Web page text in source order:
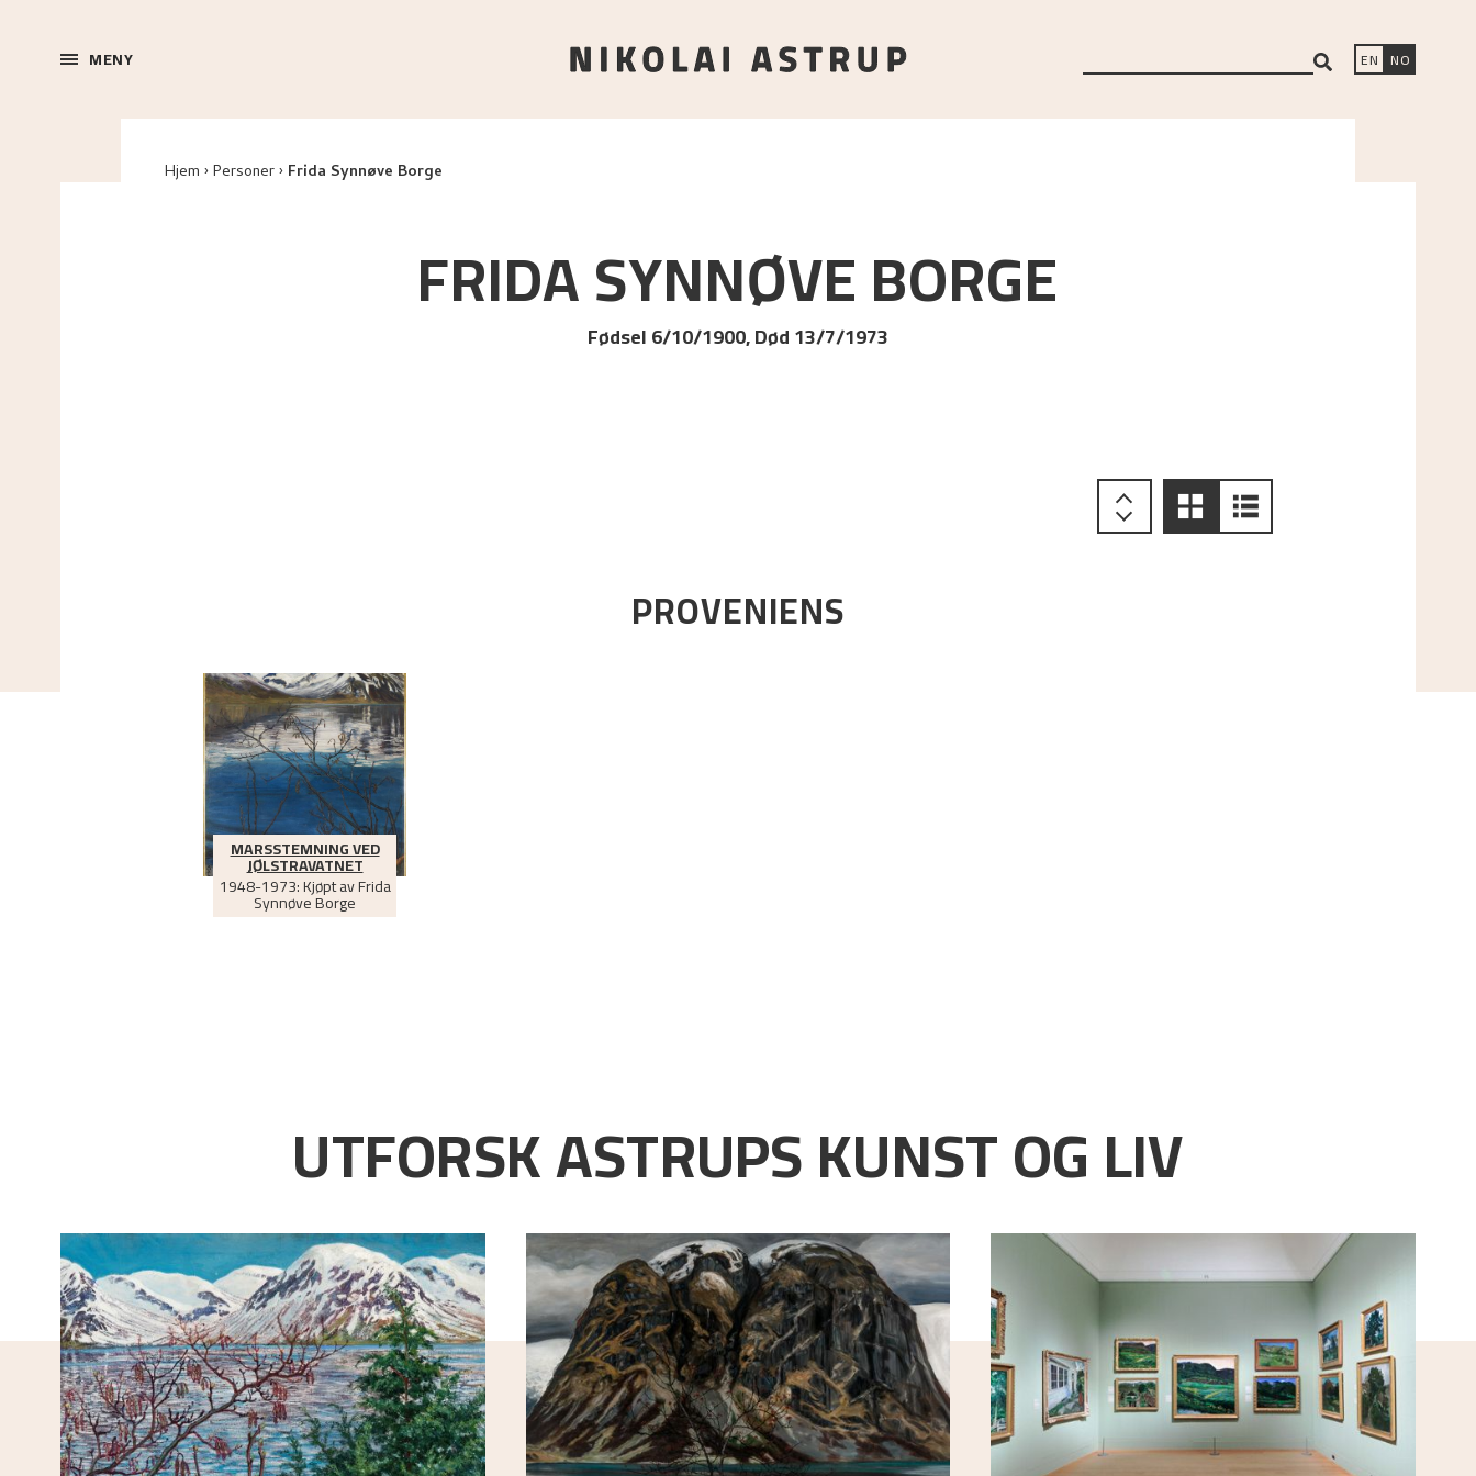
MENY EN NO
Hjem Personer Frida Synnøve Borge
FRIDA SYNNØVEBORGE
Fødsel 6/10/1900, Død 13/7/1973
PROVENIENS
MARSSTEMNING VED
JØLSTRAVATNET
1948-1973: Kjøpt av Frida
Synnøve Borge
UTFORSK ASTRUPS KUNST OG LIV